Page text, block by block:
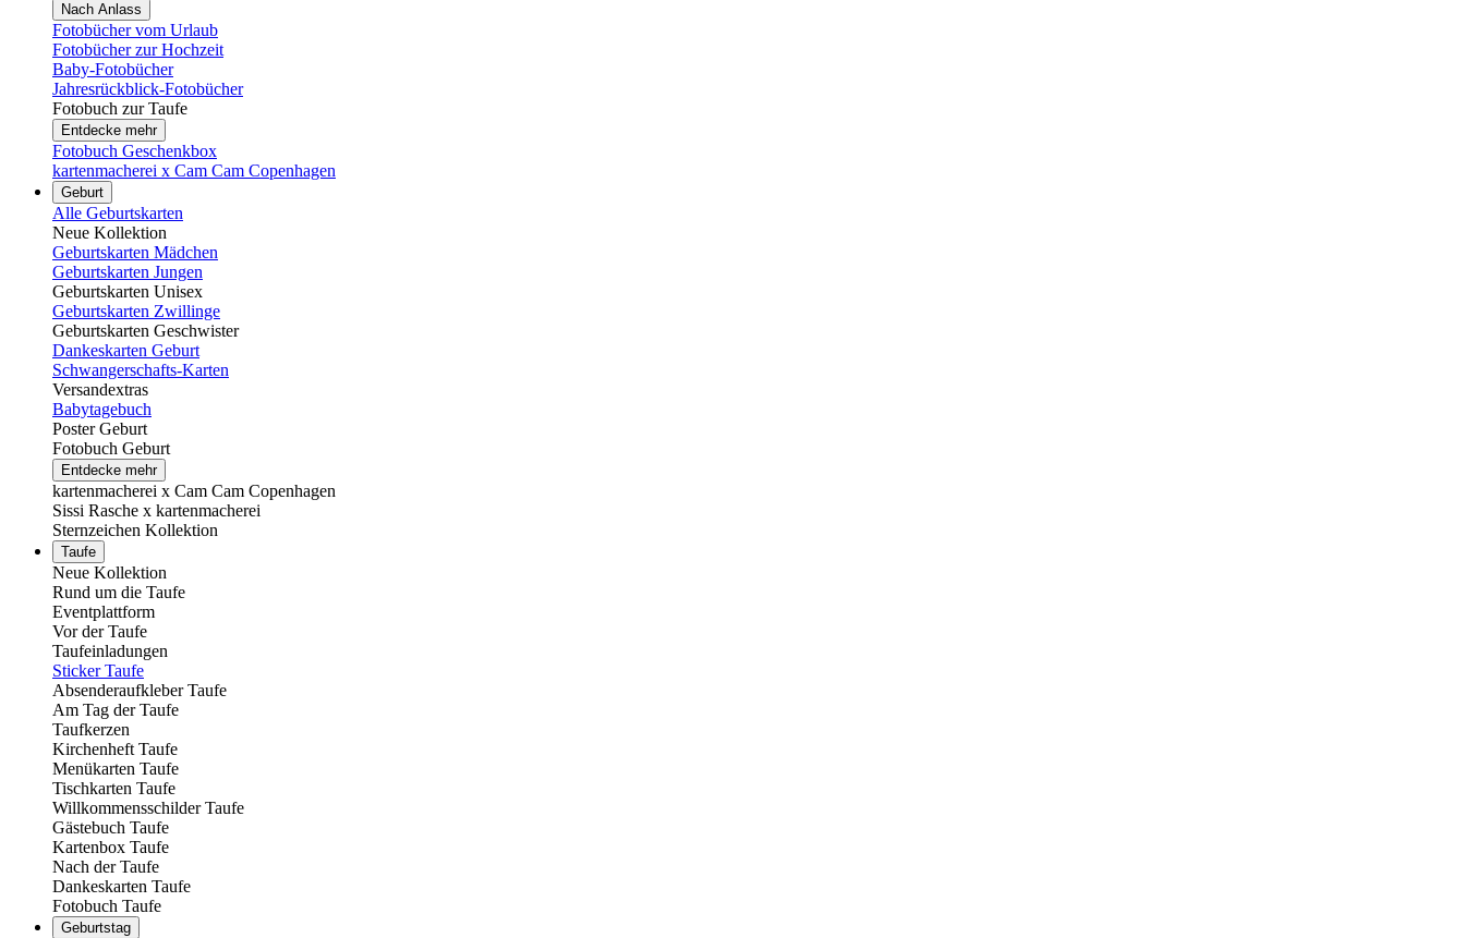
Nach Anlass
Fotobücher vom Urlaub
Fotobücher zur Hochzeit
Baby-Fotobücher
Jahresrückblick-Fotobücher
Fotobuch zur Taufe
Entdecke mehr
Fotobuch Geschenkbox
kartenmacherei x Cam Cam Copenhagen
Geburt
Alle Geburtskarten
Neue Kollektion
Geburtskarten Mädchen
Geburtskarten Jungen
Geburtskarten Unisex
Geburtskarten Zwillinge
Geburtskarten Geschwister
Dankeskarten Geburt
Schwangerschafts-Karten
Versandextras
Babytagebuch
Poster Geburt
Fotobuch Geburt
Entdecke mehr
kartenmacherei x Cam Cam Copenhagen
Sissi Rasche x kartenmacherei
Sternzeichen Kollektion
Taufe
Neue Kollektion
Rund um die Taufe
Eventplattform
Vor der Taufe
Taufeinladungen
Sticker Taufe
Absenderaufkleber Taufe
Am Tag der Taufe
Taufkerzen
Kirchenheft Taufe
Menükarten Taufe
Tischkarten Taufe
Willkommensschilder Taufe
Gästebuch Taufe
Kartenbox Taufe
Nach der Taufe
Dankeskarten Taufe
Fotobuch Taufe
Geburtstag